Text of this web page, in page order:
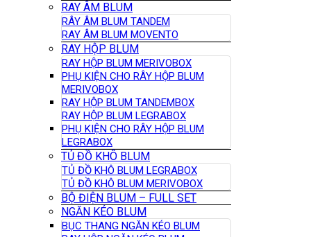
RAY ÂM BLUM
RÂY ÂM BLUM TANDEM
RAY ÂM BLUM MOVENTO
RAY HỘP BLUM
RAY HỘP BLUM MERIVOBOX
PHỤ KIỆN CHO RÂY HỘP BLUM
MERIVOBOX
RAY HỘP BLUM TANDEMBOX
RAY HỘP BLUM LEGRABOX
PHỤ KIỆN CHO RÂY HỘP BLUM
LEGRABOX
TỦ ĐỒ KHÔ BLUM
TỦ ĐỒ KHÔ BLUM LEGRABOX
TỦ ĐỒ KHÔ BLUM MERIVOBOX
BỘ ĐIỆN BLUM – FULL SET
NGĂN KÉO BLUM
BỤC THANG NGĂN KÉO BLUM